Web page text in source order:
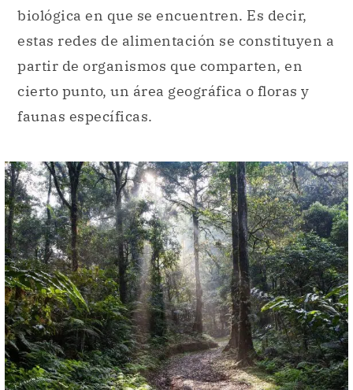
biológica en que se encuentren. Es decir,
estas redes de alimentación se constituyen a
partir de organismos que comparten, en
cierto punto, un área geográfica o floras y
faunas específicas.